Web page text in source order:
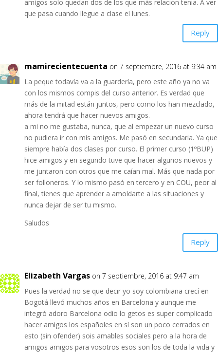
amigos solo quedan dos de los que más relación tenia. A ver
que pasa cuando llegue a clase el lunes.
Reply
mamirecientecuenta on 7 septiembre, 2016 at 9:34 am
La peque todavía va a la guardería, pero este año ya no va
con los mismos compis del curso anterior. Es verdad que
más de la mitad están juntos, pero como los han mezclado,
ahora tendrá que hacer nuevos amigos.
a mi no me gustaba, nunca, que al empezar un nuevo curso
no pudiera ir con mis amigos. Me pasó en secundaria. Ya que
siempre había dos clases por curso. El primer curso (1ºBUP)
hice amigos y en segundo tuve que hacer algunos nuevos y
me juntaron con otros que me caían mal. Más que nada por
ser folloneros. Y lo mismo pasó en tercero y en COU, peor al
final, tienes que aprender a amoldarte a las situaciones y
nunca dejar de ser tu mismo.
Saludos
Reply
Elizabeth Vargas on 7 septiembre, 2016 at 9:47 am
Pues la verdad no se que decir yo soy colombiana crecí en
Bogotá llevó muchos años en Barcelona y aunque me
integró adoro Barcelona odio lo getos es super complicado
hacer amigos los españoles en sí son un poco cerrados en
esto (sin ofender) sois amables sociales pero a la hora de
amigos amigos para vosotros esos son los de toda la vida y